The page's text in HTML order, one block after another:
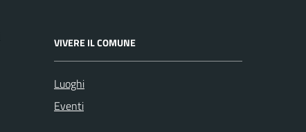
VIVERE IL COMUNE
Luoghi
Eventi